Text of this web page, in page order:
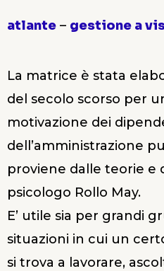
atlante – gestione a
La matrice è stata
del secolo scorso per
motivazione dei
dell’amministrazione
proviene dalle teorie e
psicologo Rollo May.
E’ utile sia per grandi
situazioni in cui un
si trova a lavorare,